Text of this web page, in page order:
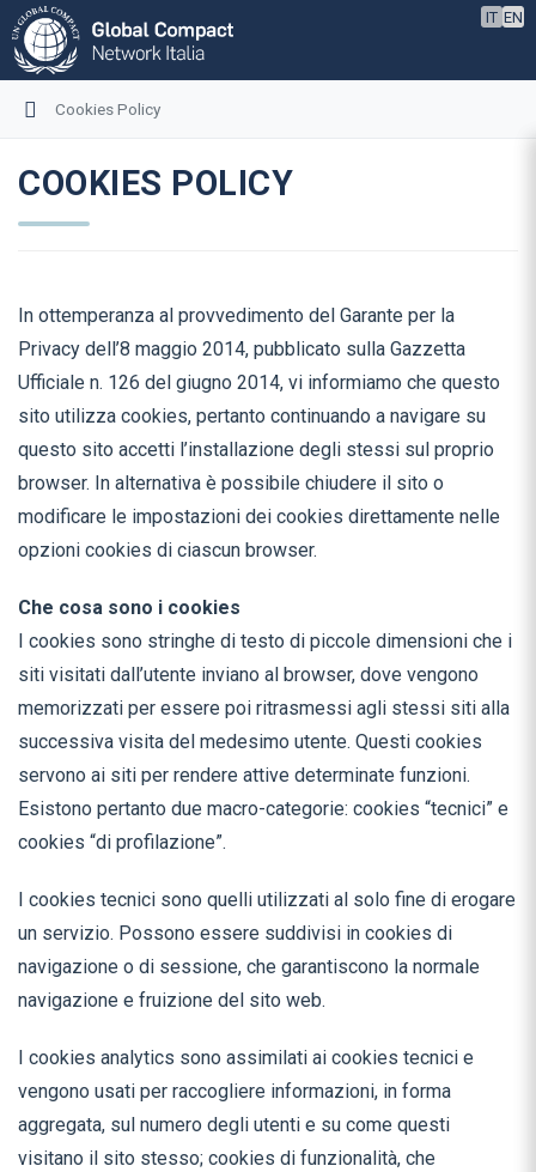
IT EN
Cookies Policy
COOKIES POLICY
In ottemperanza al provvedimento del Garante per la
Privacy dell’8 maggio 2014, pubblicato sulla Gazzetta
Ufficiale n. 126 del giugno 2014, vi informiamo che questo
sito utilizza cookies, pertanto continuando a navigare su
questo sito accetti l’installazione degli stessi sul proprio
browser. In alternativa è possibile chiudere il sito o
modificare le impostazioni dei cookies direttamente nelle
opzioni cookies di ciascun browser.
Che cosa sono i cookies
I cookies sono stringhe di testo di piccole dimensioni che i
siti visitati dall’utente inviano al browser, dove vengono
memorizzati per essere poi ritrasmessi agli stessi siti alla
successiva visita del medesimo utente. Questi cookies
servono ai siti per rendere attive determinate funzioni.
Esistono pertanto due macro-categorie: cookies “tecnici” e
cookies “di profilazione”.
I cookies tecnici sono quelli utilizzati al solo fine di erogare
un servizio. Possono essere suddivisi in cookies di
navigazione o di sessione, che garantiscono la normale
navigazione e fruizione del sito web.
I cookies analytics sono assimilati ai cookies tecnici e
vengono usati per raccogliere informazioni, in forma
aggregata, sul numero degli utenti e su come questi
visitano il sito stesso; cookies di funzionalità, che